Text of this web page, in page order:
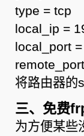
type = tcp
local_ip =
local_port
将路由器的
三、免费
为方便某些